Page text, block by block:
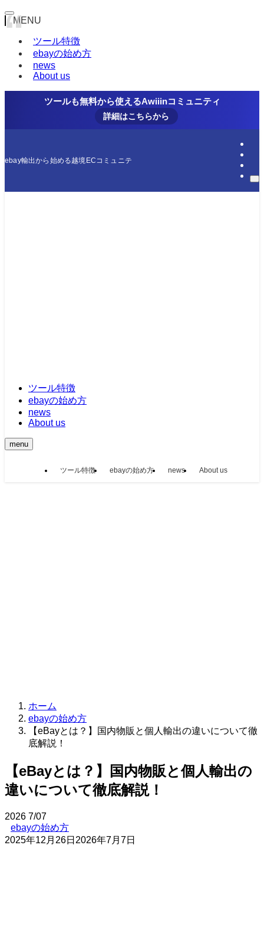
MENU
ツール特徴
ebayの始め方
news
About us
ツールも無料から使えるAwiiinコミュニティ
詳細はこちらから
ebay輸出から始める越境ECコミュニティ
ツール特徴
ebayの始め方
news
About us
menu
ツール特徴 ebayの始め方 news About us
ホーム
ebayの始め方
【eBayとは？】国内物販と個人輸出の違いについて徹
底解説！
【eBayとは？】国内物販と個人輸出の
違いについて徹底解説！
2026 7/07
ebayの始め方
2025年12月26日 2026年7月7日